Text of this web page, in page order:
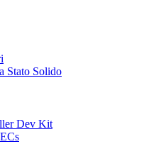
Stato Solido
Dev Kit